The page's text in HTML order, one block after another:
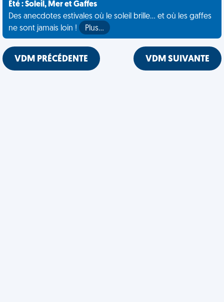
Été : Soleil, Mer et Gaffes
Des anecdotes estivales où le soleil brille... et où les gaffes
ne sont jamais loin !
Plus…
VDM PRÉCÉDENTE VDM SUIVANTE